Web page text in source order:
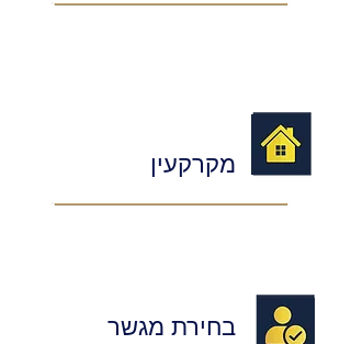
מקרקעין
בחירת מגשר